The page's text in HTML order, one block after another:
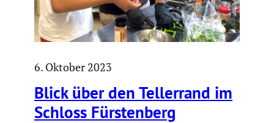
6. Oktober 2023
Blick über den Teller­rand im
Schloss Fürsten­berg